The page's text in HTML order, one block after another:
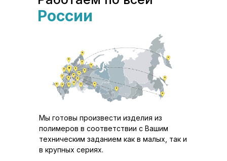
России
Мы готовы произвести изделия из
полимеров в соответствии с Вашим
техническим заданием как в малых, так и
в крупных сериях.